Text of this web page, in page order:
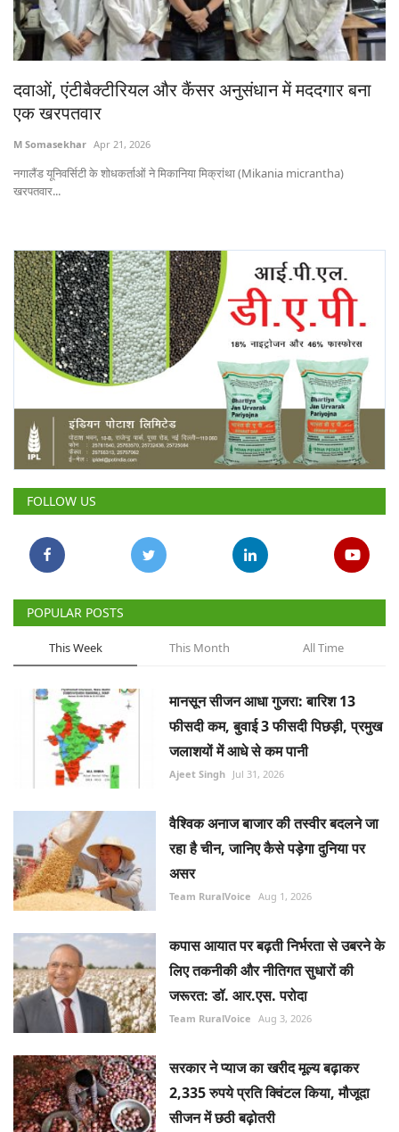
States
Agribusiness
International
Rural Dialogue
Ground Report
Rural Connect
Gallery
National
Latest News
Agriculture Conclave and NACOF
Awards 2022
Agri Start-Ups
Language
English Hindi
दवाओं, एंटीबैक्टीरियल और कैंसर अनुसंधान में मददगार बना
एक खरपतवार
M Somasekhar Apr 21, 2026
नगालैंड यूनिवर्सिटी के शोधकर्ताओं ने मिकानिया मिक्रांथा (Mikania micrantha)
खरपतवार...
FOLLOW US
POPULAR POSTS
This Week This Month All Time
मानसून सीजन आधा गुजरा: बारिश 13
फीसदी कम, बुवाई 3 फीसदी पिछड़ी, प्रमुख
जलाशयों में आधे से कम पानी
Ajeet Singh Jul 31, 2026
वैश्विक अनाज बाजार की तस्वीर बदलने जा
रहा है चीन, जानिए कैसे पड़ेगा दुनिया पर
असर
Team RuralVoice Aug 1, 2026
कपास आयात पर बढ़ती निर्भरता से उबरने के
लिए तकनीकी और नीतिगत सुधारों की
जरूरत: डॉ. आर.एस. परोदा
Team RuralVoice Aug 3, 2026
सरकार ने प्याज का खरीद मूल्य बढ़ाकर
2,335 रुपये प्रति क्विंटल किया, मौजूदा
सीजन में छठी बढ़ोतरी